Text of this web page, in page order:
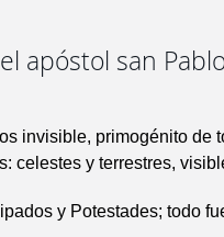
apóstol san
invisible, primogénito de
celestes y terrestres,
y Potestades; todo